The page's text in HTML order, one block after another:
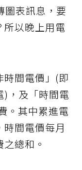
圖表訊息，要
所以晚上用電
時間電價」(即
)，及「時間電
。其中累進電
間電價每月
總和。